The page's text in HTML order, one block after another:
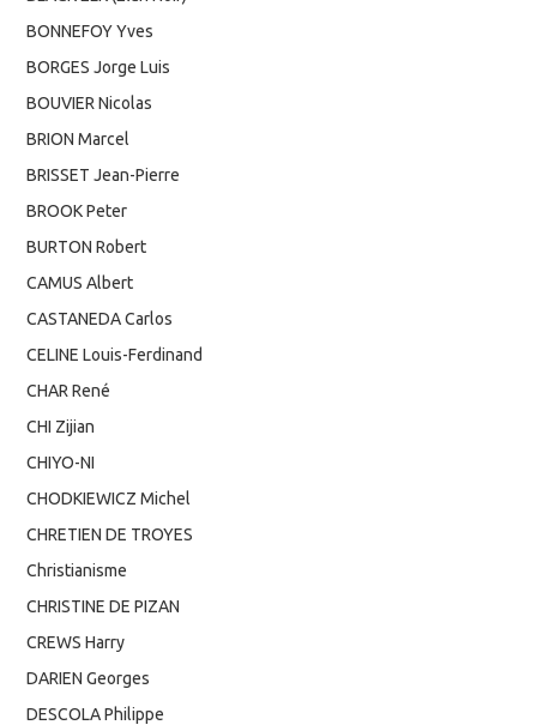
BONNEFOY Yves
BORGES Jorge Luis
BOUVIER Nicolas
BRION Marcel
BRISSET Jean-Pierre
BROOK Peter
BURTON Robert
CAMUS Albert
CASTANEDA Carlos
CELINE Louis-Ferdinand
CHAR René
CHI Zijian
CHIYO-NI
CHODKIEWICZ Michel
CHRETIEN DE TROYES
Christianisme
CHRISTINE DE PIZAN
CREWS Harry
DARIEN Georges
DESCOLA Philippe